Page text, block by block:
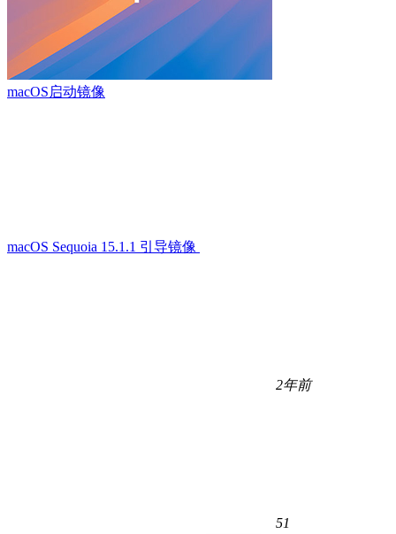
macOS启动镜像
macOS Sequoia 15.1.1 引导镜像
2年前
51